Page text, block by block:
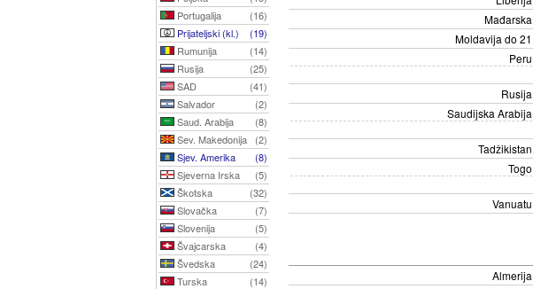
Portugalija
(16)
Prijateljski (kl.)
(19)
Rumunija
(14)
Rusija
(25)
SAD
(41)
Salvador
(2)
Saud. Arabija
(8)
Sev. Makedonija
(2)
Sjev. Amerika
(8)
Sjeverna Irska
(5)
Škotska
(32)
Slovačka
(7)
Slovenija
(5)
Švajcarska
(4)
Švedska
(24)
Turska
(14)
Mađarska
Moldavija do 21
Peru
Rusija
Saudijska Arabija
Tadžikistan
Togo
Vanuatu
Almerija